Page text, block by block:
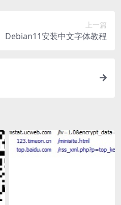
上一篇
Debian11安装中文字体教程